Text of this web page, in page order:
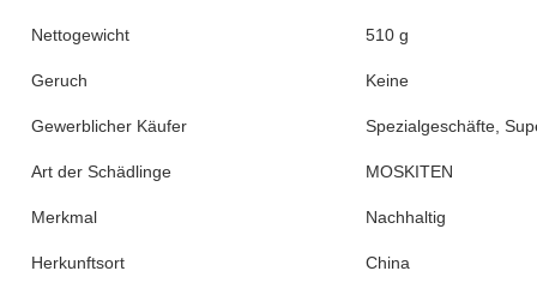
Nettogewicht 510 g
Geruch Keine
Gewerblicher Käufer Spezialgeschäfte,
Art der Schädlinge MOSKITEN
Merkmal Nachhaltig
Herkunftsort China